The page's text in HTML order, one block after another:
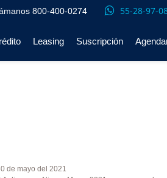
800-400-0274 55-28-97-
Leasing Suscripción
de mayo del 2021